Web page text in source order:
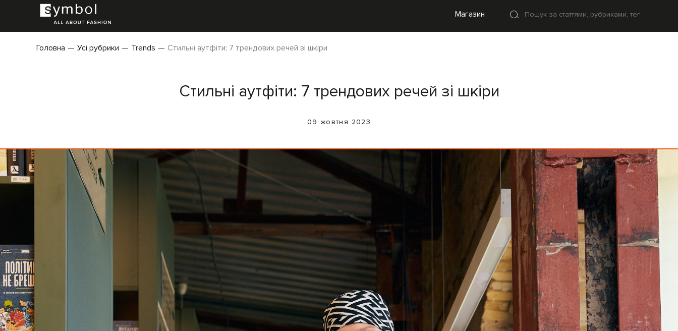
Магазин
Головна Усі рубрики Trends Стильні аутфіти: 7 трендових речей зі шкіри
Стильні аутфіти: 7 трендових речей зі шкіри
09 жовтня 2023